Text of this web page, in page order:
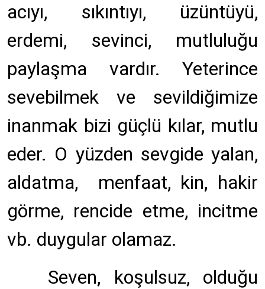
acıyı, sıkıntıyı, üzüntüyü,
erdemi, sevinci, mutluluğu
paylaşma vardır. Yeterince
sevebilmek ve sevildiğimize
inanmak bizi güçlü kılar, mutlu
eder. O yüzden sevgide yalan,
aldatma, menfaat, kin, hakir
görme, rencide etme, incitme
vb. duygular olamaz.
Seven, koşulsuz, olduğu